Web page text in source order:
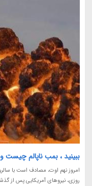
ببینید ، بمب ناپالم